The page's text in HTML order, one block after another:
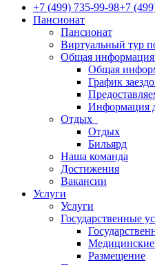
+7 (499) 735-99-98+7
Пансионат
Пансионат
Виртуальный тур
Общая информация
Общая
График
Информация
Отдых
Отдых
Бильярд
Наша команда
Достижения
Вакансии
Услуги
Услуги
Государственные
Медицинские
Размещение